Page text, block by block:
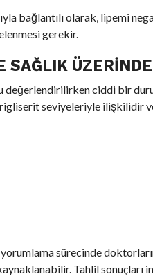
bağlantılı olarak, lipemi
gerekir.
SAĞLIK
değerlendirilirken ciddi bir
seviyeleriyle ilişkilidir
sürecinde
Tahlil